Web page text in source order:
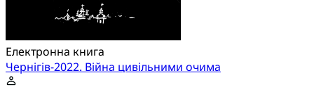
Електронна книга
Чернігів-2022. Війна цивільними очима